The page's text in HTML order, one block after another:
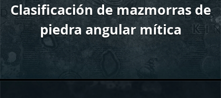
Clasificación de mazmorras de
piedra angular mítica